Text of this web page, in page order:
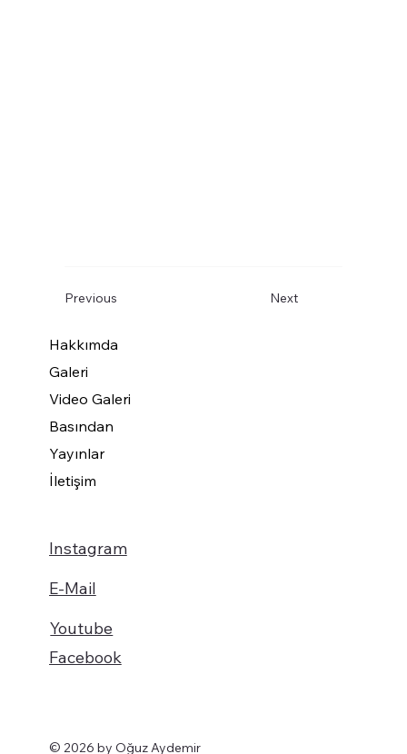
Previous Next
Hakkımda
Galeri
Video Galeri
Basından
Yayınlar
İletişim
Instagram
Facebook
Youtube
E-Mail
© 2026 by Oğuz Aydemir